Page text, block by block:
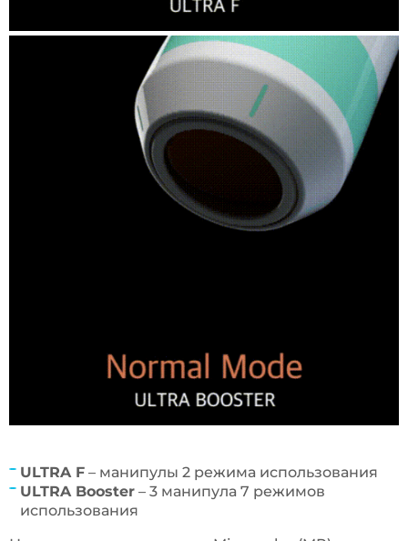
ULTRA F– манипулы 2 режима использования
ULTRA Booster– 3 манипула 7 режимов
использования